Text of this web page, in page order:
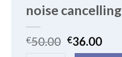
noise
€50.00 €36.00